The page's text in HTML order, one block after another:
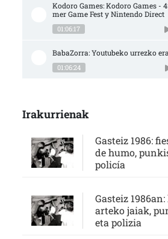
Kodoro Games: Kodoro Games -
mer Game Fest y Nintendo Direct
01:06:17
BabaZorra: Youtubeko urrezko
01:06:24
Irakurrienak
Gasteiz 1986:
de humo,
policía
Gasteiz
arteko jaiak,
eta polizia